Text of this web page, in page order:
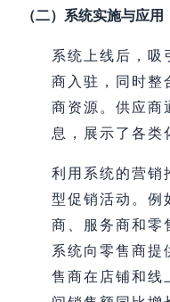
（二）系统实施与应用
系统上线后，吸
商入驻，同时整
商资源。供应商
息，展示了各类
利用系统的营销
型促销活动。例
商、服务商和零
系统向零售商提
售商在店铺和线